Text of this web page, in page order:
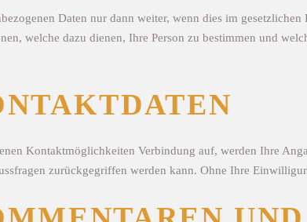
Daten nur dann weiter, wenn dies im
welche dazu dienen, Ihre Person zu bestimmen und
Kontaktmöglichkeiten Verbindung auf, werden Ihre
zurückgegriffen werden kann. Ohne Ihre